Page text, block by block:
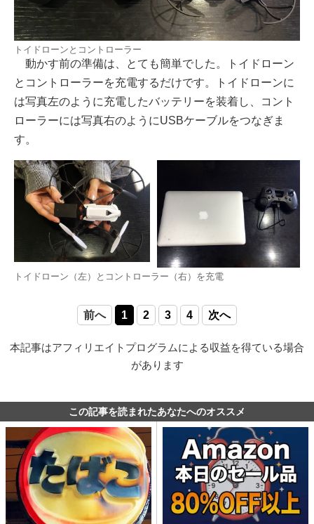
トイドローンとコントローラー
動かす前の準備は、とても簡単でした。トイドローン
とコントローラーを充電するだけです。トイドローンに
は写真左のように充電したバッテリーを装着し、コント
ローラーには写真右のようにUSBケーブルをつなぎま
す。
トイドローン（左）とコントローラー（右）を充電
前へ 1 2 3 4 次へ
本記事はアフィリエイトプログラムによる収益を得ている場合
があります
この記事を読まれたあなたへのオススメ